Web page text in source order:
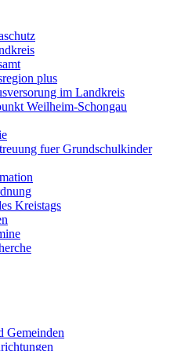
plus
im Landkreis
Weilheim-Schongau
fuer Grundschulkinder
Kreistags
Gemeinden